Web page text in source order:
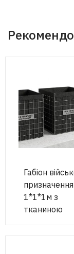
Габіон
призначення
1*1*1м з
тканиною